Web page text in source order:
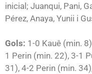
inicial; Juanqui, Pani,
Pérez, Anaya, Yunii i
Gols: 1-0 Kauê (min.
1 Perin (min. 22), 3-1
31), 4-2 Perin (min.